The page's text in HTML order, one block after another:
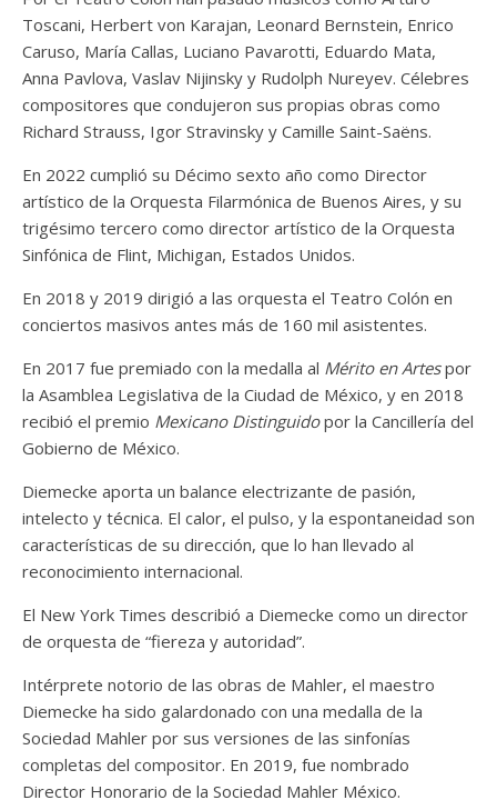
Toscani, Herbert von Karajan, Leonard Bernstein, Enrico
Caruso, María Callas, Luciano Pavarotti, Eduardo Mata,
Anna Pavlova, Vaslav Nijinsky y Rudolph Nureyev. Célebres
compositores que condujeron sus propias obras como
Richard Strauss, Igor Stravinsky y Camille Saint-Saëns.
En 2022 cumplió su Décimo sexto año como Director
artístico de la Orquesta Filarmónica de Buenos Aires, y su
trigésimo tercero como director artístico de la Orquesta
Sinfónica de Flint, Michigan, Estados Unidos.
En 2018 y 2019 dirigió a las orquesta el Teatro Colón en
conciertos masivos antes más de 160 mil asistentes.
En 2017 fue premiado con la medalla al Mérito en Artespor
la Asamblea Legislativa de la Ciudad de México, y en 2018
recibió el premio Mexicano Distinguidopor la Cancillería del
Gobierno de México.
Diemecke aporta un balance electrizante de pasión,
intelecto y técnica. El calor, el pulso, y la espontaneidad son
características de su dirección, que lo han llevado al
reconocimiento internacional.
El New York Times describió a Diemecke como un director
de orquesta de “fiereza y autoridad”.
Intérprete notorio de las obras de Mahler, el maestro
Diemecke ha sido galardonado con una medalla de la
Sociedad Mahler por sus versiones de las sinfonías
completas del compositor. En 2019, fue nombrado
Director Honorario de la Sociedad Mahler México.